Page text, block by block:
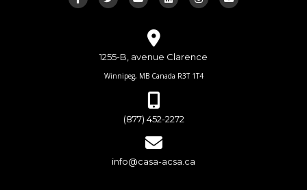
1255-B, avenue Clarence
Winnipeg, MB Canada R3T 1T4
(877) 452-2272
info@casa-acsa.ca